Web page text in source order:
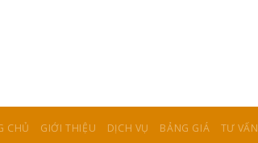
CHỦ GIỚI THIỆU DỊCH VỤ BẢNG GIÁ TƯ VẤN